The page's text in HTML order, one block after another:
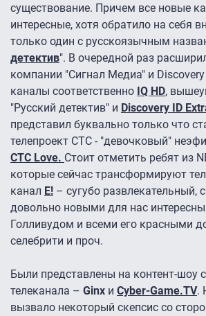
существование. Причем все новые
интересные, хотя обратило на себя
только один с русскоязычным
детектив". В очередной раз
компании "Сигнал Медиа" и
каналы соответственно IQ HD,
"Русский детектив" и Discovery ID
представил буквально только что
телепроект СТС - "девочковый"
СТС Love. Стоит отметить ребят из
которые сейчас трансформируют
канал E! – сугубо развлекательный,
довольно новыми для нас
Голливудом и всеми его красными
селебрити и проч.
Были представлены на контент-шоу
телеканала – Ginx и Cyber-Game.TV.
вызвало некоторый скепсис со